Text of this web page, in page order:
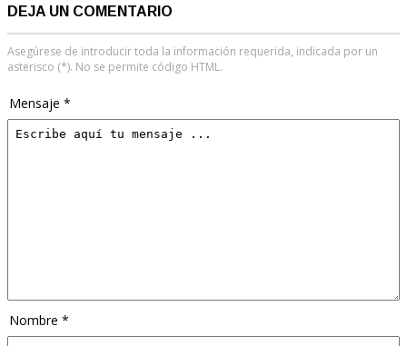
DEJA UN COMENTARIO
Asegúrese de introducir toda la información requerida, indicada por un
asterisco (*). No se permite código HTML.
Mensaje *
Nombre *